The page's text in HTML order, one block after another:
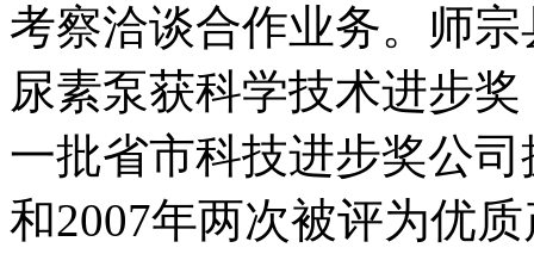
考察洽谈合作业务。师
尿素泵获科学技术进步
一批省市科技进步奖公
和2007年两次被评为优